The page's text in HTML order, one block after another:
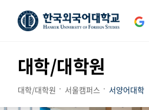
대학/대학원
대학/대학원 서울캠퍼스 서양어대학